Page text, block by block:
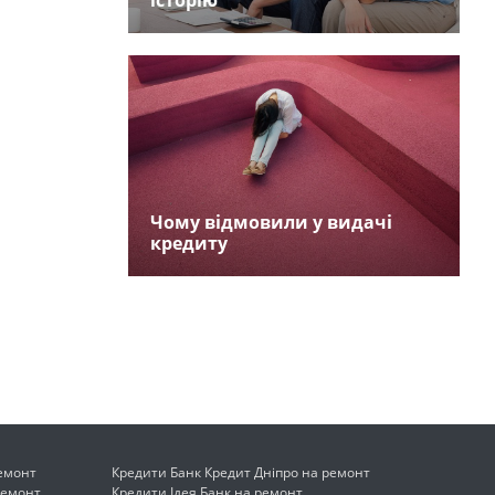
Чому відмовили у видачі
кредиту
Кредити Банк Кредит Дніпро на ремонт